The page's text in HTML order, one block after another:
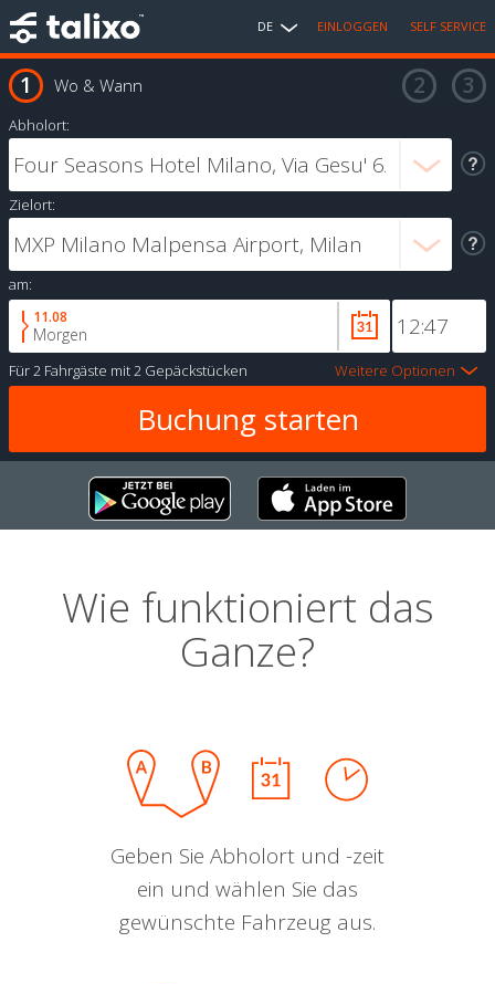
DE EINLOGGEN SELF SERVICE
Wo & Wann
Abholort:
Zielort:
am:
11.08
Morgen
Für2 Fahrgäste mit2 Gepäckstücken Weitere Optionen
Wie funktioniert das
Ganze?
Geben Sie Abholort und -zeit
ein und wählen Sie das
gewünschte Fahrzeug aus.